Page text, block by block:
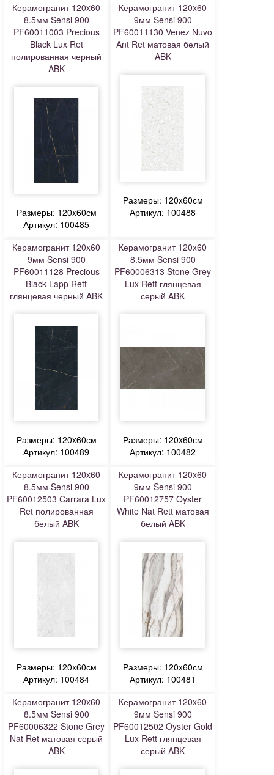
Керамогранит 120x60
8.5мм Sensi 900
PF60011003 Precious
Black Lux Ret
полированная черный
ABK
Размеры: 120x60см
Артикул: 100485
Керамогранит 120x60
9мм Sensi 900
PF60011130 Venez Nuvo
Ant Ret матовая белый
ABK
Размеры: 120x60см
Артикул: 100488
Керамогранит 120x60
9мм Sensi 900
PF60011128 Precious
Black Lapp Rett
глянцевая черный ABK
Размеры: 120x60см
Артикул: 100489
Керамогранит 120x60
8.5мм Sensi 900
PF60006313 Stone Grey
Lux Rett глянцевая
серый ABK
Размеры: 120x60см
Артикул: 100482
Керамогранит 120x60
8.5мм Sensi 900
PF60012503 Carrara Lux
Ret полированная
белый ABK
Размеры: 120x60см
Артикул: 100484
Керамогранит 120x60
9мм Sensi 900
PF60012757 Oyster
White Nat Rett матовая
белый ABK
Размеры: 120x60см
Артикул: 100481
Керамогранит 120x60
8.5мм Sensi 900
PF60006322 Stone Grey
Nat Ret матовая серый
ABK
Керамогранит 120x60
9мм Sensi 900
PF60012502 Oyster Gold
Lux Rett глянцевая
серый ABK